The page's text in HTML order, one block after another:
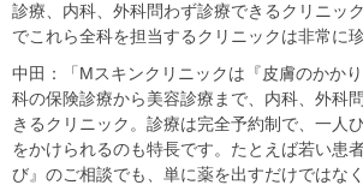
診療、内科、外科問わず診療できるクリニッ
でこれら全科を担当するクリニックは非常に
中田：「Mスキンクリニックは『皮膚のかか
科の保険診療から美容診療まで、内科、外科
きるクリニック。診療は完全予約制で、一人
をかけられるのも特長です。たとえば若い患
び』のご相談でも、単に薬を出すだけではな